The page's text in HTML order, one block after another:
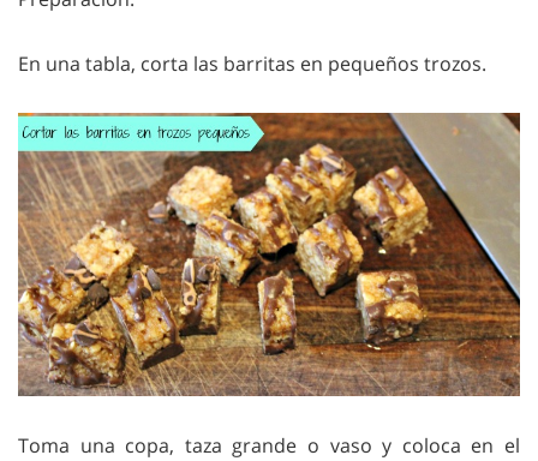
En una tabla, corta las barritas en pequeños trozos.
Toma una copa, taza grande o vaso y coloca en el